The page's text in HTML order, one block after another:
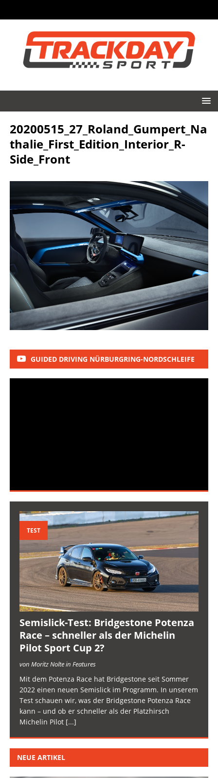
20200515_27_Roland_Gumpert_Na
thalie_First_Edition_Interior_R-
Side_Front
GUIDED DRIVING NÜRBURGRING-NORDSCHLEIFE
TEST
Semislick-Test: Bridgestone Potenza
Race – schneller als der Michelin
Pilot Sport Cup 2?
von Moritz Nolte in Features
Mit dem Potenza Race hat Bridgestone seit Sommer
2022 einen neuen Semislick im Programm. In unserem
Test schauen wir, was der Bridgestone Potenza Race
kann – und ob er schneller als der Platzhirsch
Michelin Pilot [...]
NEUE ARTIKEL